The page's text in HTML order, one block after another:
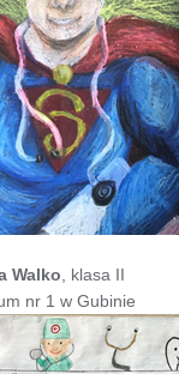
Walko , klasa II
nr 1 w Gubinie